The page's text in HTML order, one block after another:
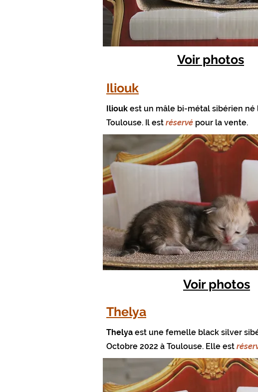
Iliouk
Iliouk est un mâle bi-métal sibérien né
Toulouse. Il est réservé pour la vente.
Thelya
Thelya est une femelle black silver
Octobre 2022 à Toulouse. Elle est
Voir photos
Voir photos